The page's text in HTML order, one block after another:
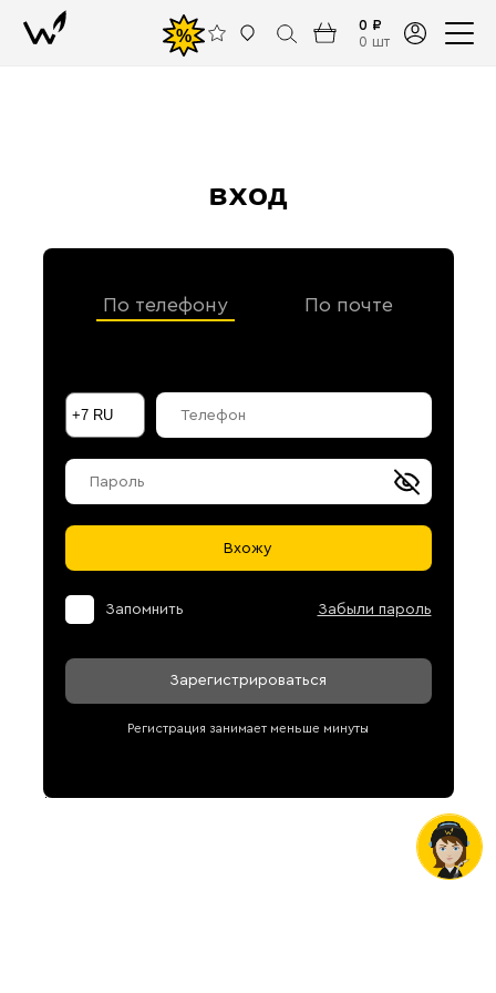
%
0 ₽
0 шт
вход
По телефону По почте
Вхожу
Запомнить Забыли пароль
Зарегистрироваться
Регистрация занимает меньше минуты